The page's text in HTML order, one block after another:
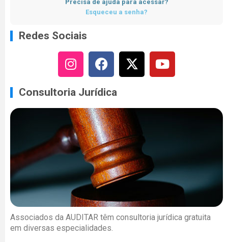
Precisa de ajuda para acessar?
Esqueceu a senha?
Redes Sociais
Consultoria Jurídica
Associados da AUDITAR têm consultoria jurídica gratuita
em diversas especialidades.